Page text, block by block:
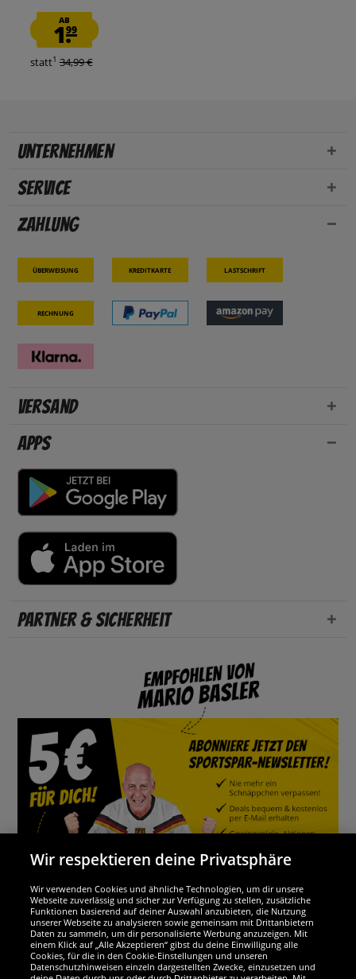
AB
1.99
statt1 34,99 €
Unternehmen
Service
Zahlung
Überweisung Kreditkarte Lastschrift
Rechnung
Versand
Apps
Partner & Sicherheit
Wir sind ausgezeichnet
Wir respektieren deine Privatsphäre
Wir verwenden Cookies und ähnliche Technologien, um dir unsere
Webseite zuverlässig und sicher zur Verfügung zu stellen, zusätzliche
Funktionen basierend auf deiner Auswahl anzubieten, die Nutzung
unserer Webseite zu analysieren sowie gemeinsam mit Drittanbietern
Daten zu sammeln, um dir personalisierte Werbung anzuzeigen. Mit
einem Klick auf „Alle Akzeptieren“ gibst du deine Einwilligung alle
Cookies, für die in den Cookie-Einstellungen und unseren
Datenschutzhinweisen einzeln dargestellten Zwecke, einzusetzen und